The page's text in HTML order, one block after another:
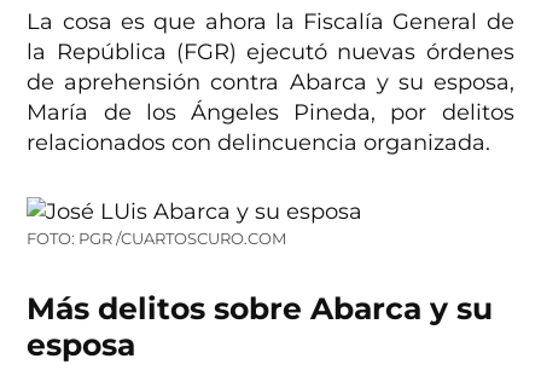
La cosa es que ahora la Fiscalía General de
la República (FGR) ejecutó nuevas órdenes
de aprehensión contra Abarca y su esposa,
María de los Ángeles Pineda, por delitos
relacionados con delincuencia organizada.
FOTO: PGR /CUARTOSCURO.COM
Más delitos sobre Abarca y su
esposa